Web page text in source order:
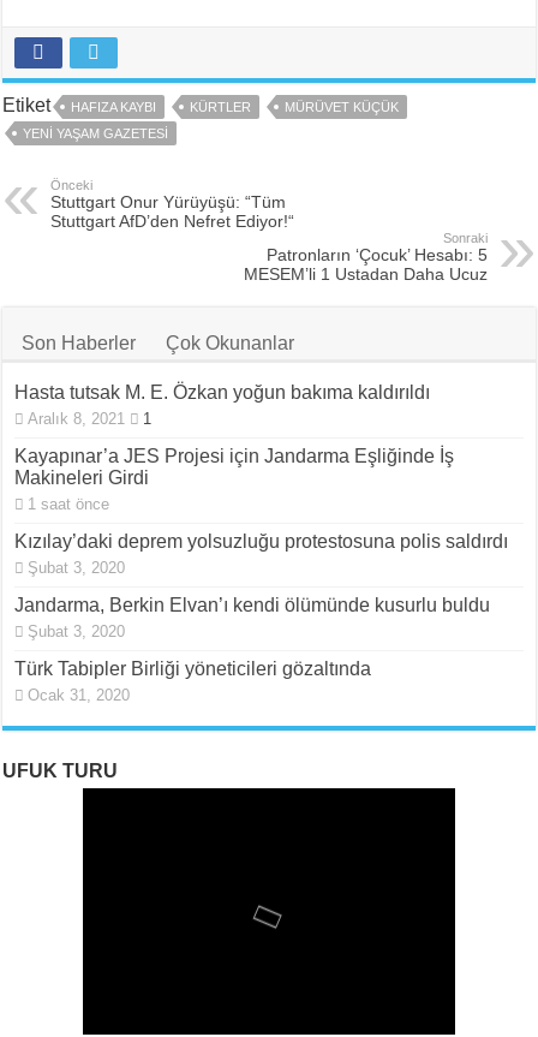
Etiket HAFIZA KAYBI KÜRTLER
MÜRÜVET KÜÇÜK
YENI YAŞAM GAZETESI
Önceki
Stuttgart Onur Yürüyüşü: “Tüm
Stuttgart AfD’den Nefret Ediyor!“
Sonraki
Patronların ‘Çocuk’ Hesabı: 5
MESEM’li 1 Ustadan Daha Ucuz
Son Haberler Çok Okunanlar
Hasta tutsak M. E. Özkan yoğun bakıma kaldırıldı
Aralık 8, 2021 1
Kayapınar’a JES Projesi için Jandarma Eşliğinde İş
Makineleri Girdi
1 saat önce
Kızılay’daki deprem yolsuzluğu protestosuna polis saldırdı
Şubat 3, 2020
Jandarma, Berkin Elvan’ı kendi ölümünde kusurlu buldu
Şubat 3, 2020
Türk Tabipler Birliği yöneticileri gözaltında
Ocak 31, 2020
UFUK TURU